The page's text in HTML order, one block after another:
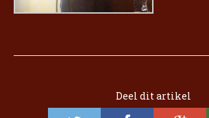
Deel dit artikel